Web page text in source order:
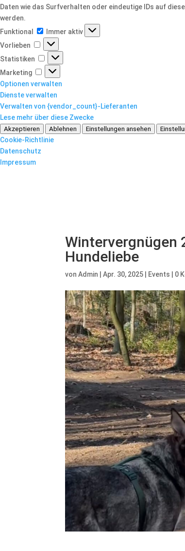
Daten wie das Surfverhalten oder eindeutige IDs auf
werden.
Funktional
Funktional
Immer aktiv
Vorlieben
Vorlieben
Statistiken Statistiken
Marketing
Marketing
Optionen verwalten
Dienste verwalten
Verwalten von {vendor_count}-Lieferanten
Lese mehr über diese Zwecke
Akzeptieren Ablehnen Einstellungen ansehen
Cookie-Richtlinie
Datenschutz
Impressum
Wintervergnügen
Hundeliebe
vonAdmin |Apr. 30, 2025 Events 0